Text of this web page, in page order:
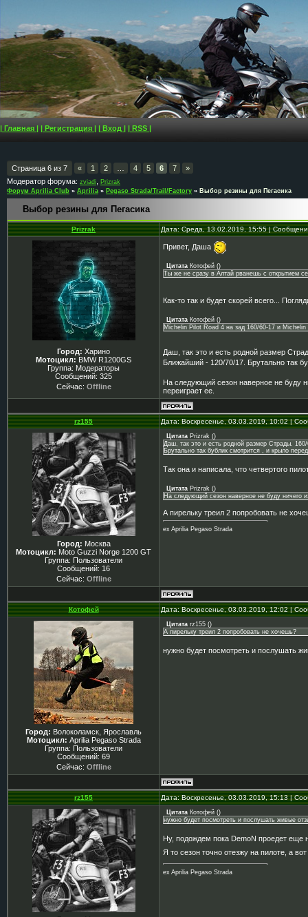
| Главная | | Регистрация | | Вход | | RSS |
Страница 6 из 7 « 1 2 4 5 6 7
»
Модератор форума: zviadi
Prizrak
Форум Aprilia Club » Aprilia » Pegaso Strada/Trail/Factory » Выбор резины для Пегасика
Выбор резины для Пегасика
Prizrak Дата: Среда, 13.02.2019, 15:55 |
Город: Харино
Мотоцикл: BMW R1200GS
Группа: Модераторы
Сообщений: 325
Сейчас: Offline
Привет, Даша
Цитата Котофей ()
Ты же не сразу в Алтай рванешь с открытием
Как-то так и будет скорей всего...
Цитата Котофей ()
Michelin Pilot Road 4 на зад 160/60-17 и
Даш, так это и есть родной размер
Ближайший - 120/70/17. Брутально так
На следующий сезон наверное не буду
переиграет ее.
rz155 Дата: Воскресенье, 03.03.2019, 10:02 |
Город: Москва
Мотоцикл: Moto Guzzi Norge 1200 GT
Группа: Пользователи
Сообщений: 16
Сейчас: Offline
Цитата Prizrak ()
Даш, так это и есть родной размер Страды.
Брутально так бублик смотрится , и крыло
Так она и написала, что четвертого
Цитата Prizrak ()
На следующий сезон наверное не буду ничего
А пирельку треил 2 попробовать не
ex Aprilia Pegaso Strada
Котофей Дата: Воскресенье, 03.03.2019, 12:02 |
Город: Волоколамск, Ярославль
Мотоцикл: Aprilia Pegaso Strada
Группа: Пользователи
Сообщений: 69
Сейчас: Offline
Цитата rz155 ()
А пирельку треил 2 попробовать не хочешь?
нужно будет посмотреть и послушать
rz155 Дата: Воскресенье, 03.03.2019, 15:13 |
Цитата Котофей ()
нужно будет посмотреть и послушать живые
Ну, подождем пока DemoN проедет еще
Я то сезон точно отезжу на пилоте, а
ex Aprilia Pegaso Strada